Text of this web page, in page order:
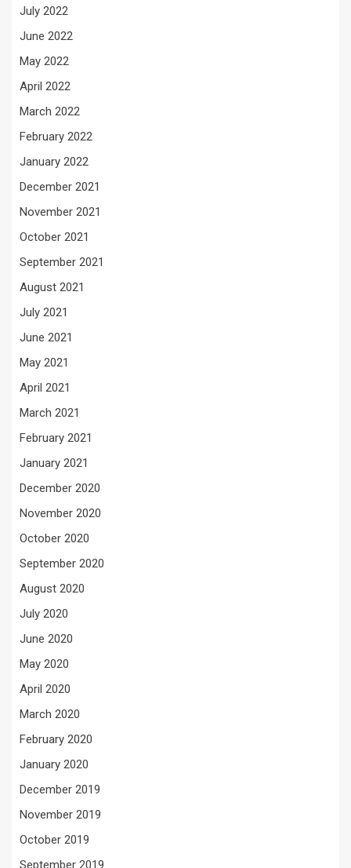
July 2022
June 2022
May 2022
April 2022
March 2022
February 2022
January 2022
December 2021
November 2021
October 2021
September 2021
August 2021
July 2021
June 2021
May 2021
April 2021
March 2021
February 2021
January 2021
December 2020
November 2020
October 2020
September 2020
August 2020
July 2020
June 2020
May 2020
April 2020
March 2020
February 2020
January 2020
December 2019
November 2019
October 2019
September 2019